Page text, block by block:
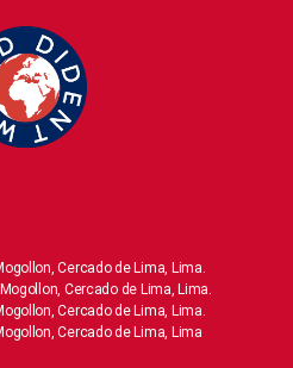
Cercado de Lima, Lima.
Cercado de Lima, Lima.
Cercado de Lima, Lima.
Cercado de Lima, Lima